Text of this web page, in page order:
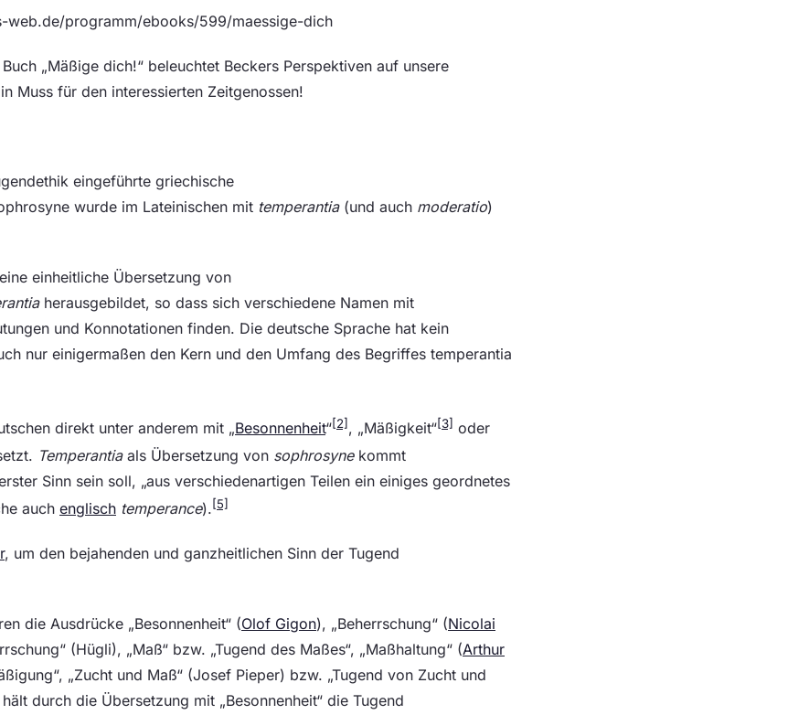
web.de/programm/ebooks/599/maessige-dich
„Mäßige dich!“ beleuchtet Beckers Perspektiven auf unsere
Muss für den interessierten Zeitgenossen!
eingeführte griechische
wurde im Lateinischen mit temperantia(und auch moderatio)
einheitliche Übersetzung von
herausgebildet, so dass sich verschiedene Namen mit
und Konnotationen finden. Die deutsche Sprache hat kein
nur einigermaßen den Kern und den Umfang des Begriffes temperantia
direkt unter anderem mit „Besonnenheit“[2], „Mäßigkeit“[3] oder
Temperantiaals Übersetzung von sophrosynekommt
Sinn sein soll, „aus verschiedenartigen Teilen ein einiges geordnetes
auch englisch temperance).[5]
, um den bejahenden und ganzheitlichen Sinn der Tugend
die Ausdrücke „Besonnenheit“ (Olof Gigon), „Beherrschung“ (Nicolai
(Hügli), „Maß“ bzw. „Tugend des Maßes“, „Maßhaltung“ (Arthur
„Zucht und Maß“ (Josef Pieper) bzw. „Tugend von Zucht und
durch die Übersetzung mit „Besonnenheit“ die Tugend